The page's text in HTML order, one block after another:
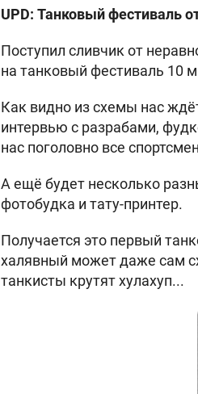
UPD: Танковый фестиваль
Поступил сливчик от
на танковый фестиваль 10
Как видно из схемы нас
интервью с разрабами,
нас поголовно все
А ещё будет несколько
фотобудка и тату-принтер.
Получается это первый
халявный может даже сам
танкисты крутят хулахуп...